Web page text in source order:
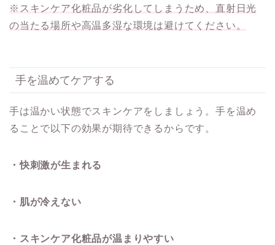
※スキンケア化粧品が劣化してしまうため、直射日光
の当たる場所や高温多湿な環境は避けてください。
手を温めてケアする
手は温かい状態でスキンケアをしましょう。手を温め
ることで以下の効果が期待できるからです。
・快刺激が生まれる
・肌が冷えない
・スキンケア化粧品が温まりやすい